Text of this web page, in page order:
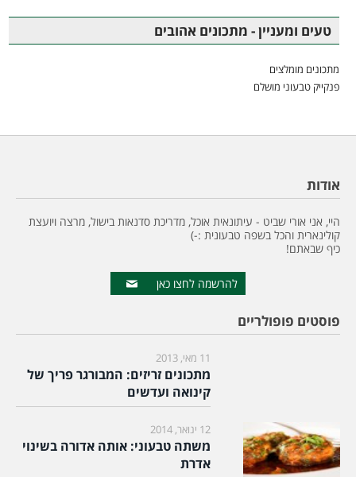
טעים ומעניין - מתכונים אהובים
מתכונים מומלצים
פנקייק טבעוני מושלם
אודות
היי, אני אורי שביט - עיתונאית אוכל, מדריכת סדנאות בישול, מרצה ויועצת
קולינארית והכל בשפה טבעונית :-)
כיף שבאתם!
להרשמה לחצו כאן
פוסטים פופולריים
11 מאי, 2013
מתכונים זריזים: המבורגר פריך של
קינואה ועדשים
12 ינואר, 2014
משתה טבעוני: אותה אדורה בשינוי
אדרת